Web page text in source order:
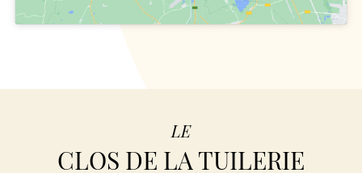
LE
CLOS DE LA TUILERIE